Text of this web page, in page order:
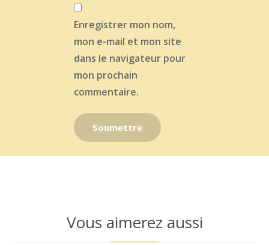
Enregistrer mon nom,
mon e-mail et mon site
dans le navigateur pour
mon prochain
commentaire.
Vous aimerez aussi